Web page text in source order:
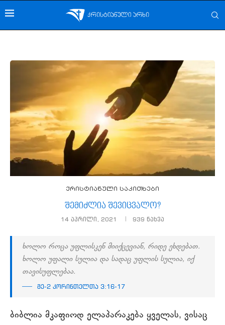
ქრისტიანული საკითხები
შემიძლია შევიცვალო?
14 აპრილი, 2021 939 ნახვა
ხოლო როცა უფლისკენ მიიქცევიან, რიდე ეხდებათ.
ხოლო უფალი სულია და სადაც უფლის სულია, იქ
თავისუფლებაა.
მე-2 კორინთელთა 3:16-17
ბიბლია მკაფიოდ ელაპარაკება ყველას, ვისაც